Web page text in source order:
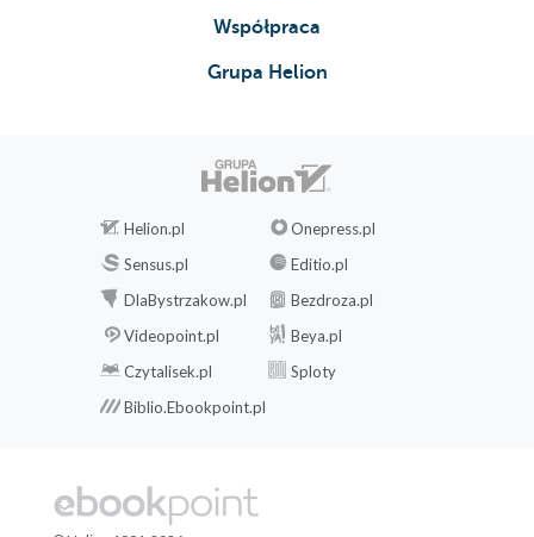
Współpraca
Grupa Helion
Helion.pl
Onepress.pl
Sensus.pl
Editio.pl
DlaBystrzakow.pl
Bezdroza.pl
Videopoint.pl
Beya.pl
Czytalisek.pl
Sploty
Biblio.Ebookpoint.pl